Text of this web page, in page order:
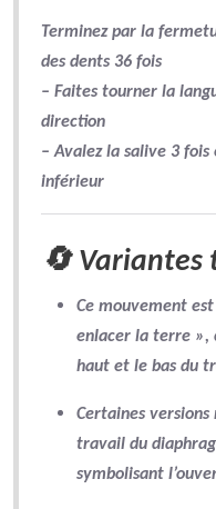
Terminez par la
des dents 36 fois
– Faites tourner la
direction
– Avalez la salive 3
inférieur
🔄
Ce mouvement
enlacer la terre »,
haut et le bas du
Certaines
travail du
symbolisant